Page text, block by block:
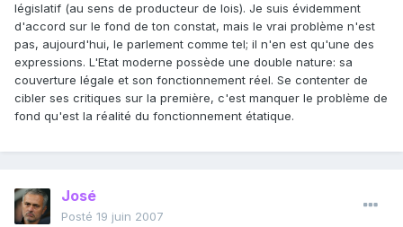
législatif (au sens de producteur de lois). Je suis évidemment
d'accord sur le fond de ton constat, mais le vrai problème n'est
pas, aujourd'hui, le parlement comme tel; il n'en est qu'une des
expressions. L'Etat moderne possède une double nature: sa
couverture légale et son fonctionnement réel. Se contenter de
cibler ses critiques sur la première, c'est manquer le problème de
fond qu'est la réalité du fonctionnement étatique.
José
Posté 19 juin 2007